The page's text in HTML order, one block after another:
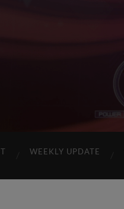
WEEKLY UPDATE